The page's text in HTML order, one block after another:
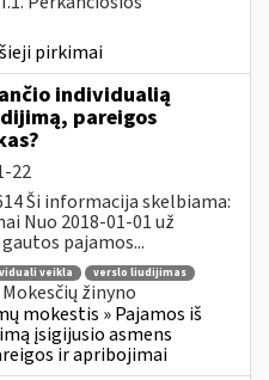
pirkimai
individualią
pareigos
22
Ši informacija skelbiama:
Nuo 2018-01-01 už
pajamos...
veikla
verslo liudijimas
Mokesčių žinyno
mokestis » Pajamos iš
įsigijusio asmens
ir apribojimai